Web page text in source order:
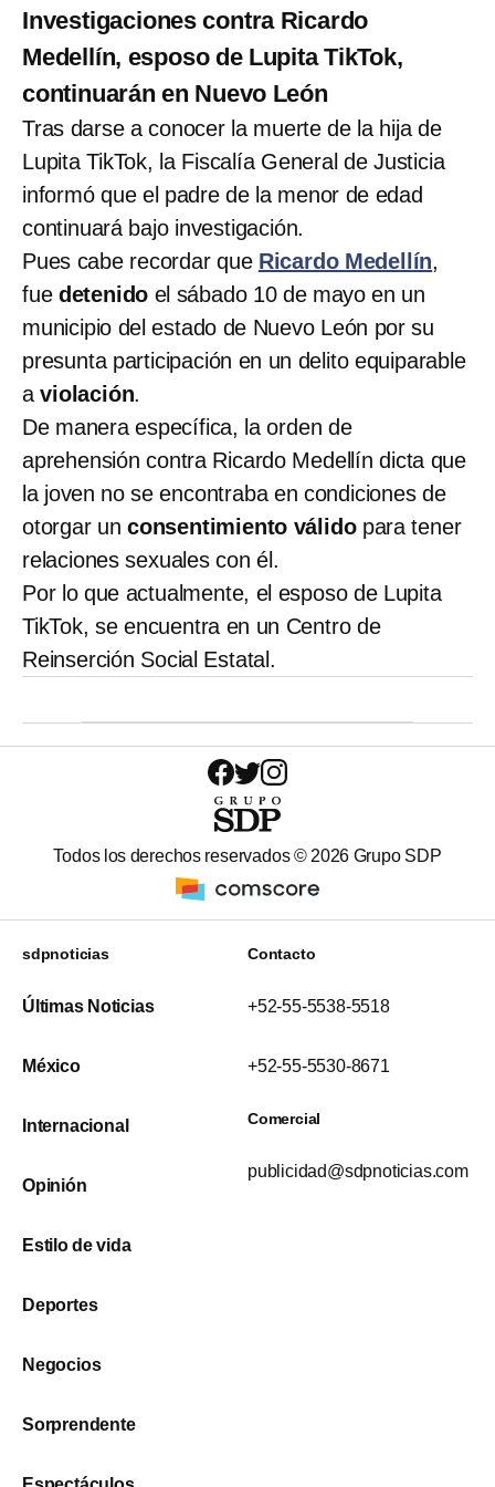
Investigaciones contra Ricardo
Medellín, esposo de Lupita TikTok,
continuarán en Nuevo León
Tras darse a conocer la muerte de la hija de
Lupita TikTok, la Fiscalía General de Justicia
informó que el padre de la menor de edad
continuará bajo investigación.
Pues cabe recordar que Ricardo Medellín,
fue detenido el sábado 10 de mayo en un
municipio del estado de Nuevo León por su
presunta participación en un delito equiparable
aviolación.
De manera específica, la orden de
aprehensión contra Ricardo Medellín dicta que
la joven no se encontraba en condiciones de
otorgar unconsentimiento válidopara tener
relaciones sexuales con él.
Por lo que actualmente, el esposo de Lupita
TikTok, se encuentra en un Centro de
Reinserción Social Estatal.
Todos los derechos reservados © 2026 Grupo SDP
sdpnoticias
Últimas Noticias
México
Internacional
Opinión
Estilo de vida
Deportes
Negocios
Sorprendente
Contacto
+52-55-5538-5518
+52-55-5530-8671
Comercial
publicidad@sdpnoticias.com